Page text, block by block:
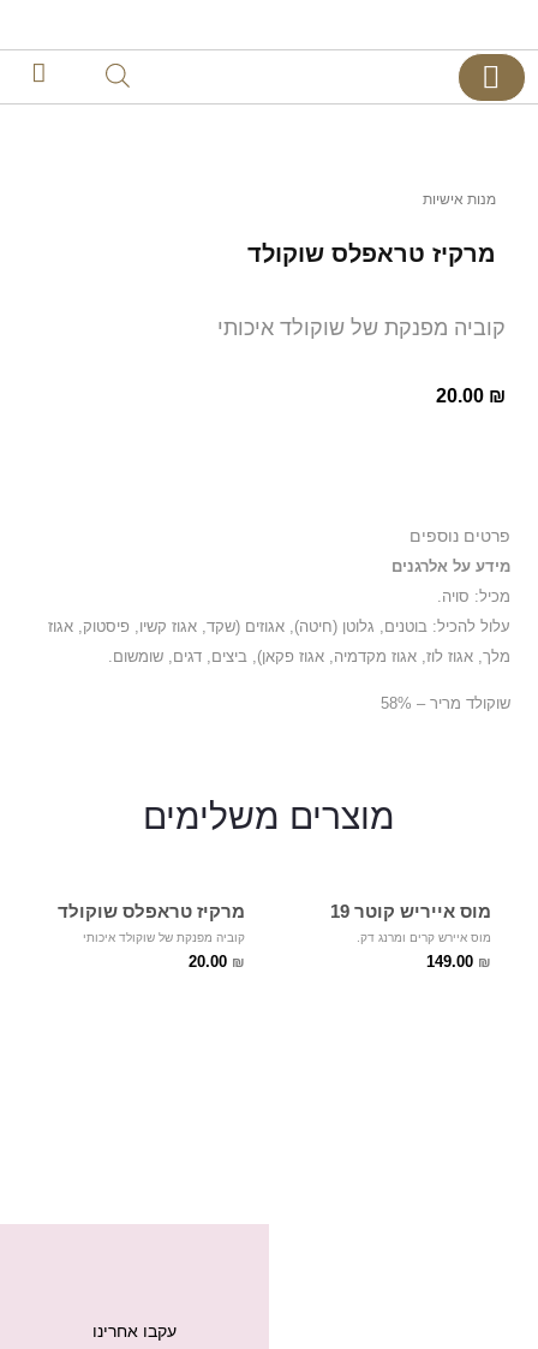
מנות אישיות
מרקיז טראפלס שוקולד
קוביה מפנקת של שוקולד איכותי
20.00 ₪
פרטים נוספים
מידע על אלרגנים
מכיל: סויה.
עלול להכיל: בוטנים, גלוטן (חיטה), אגוזים (שקד, אגוז קשיו, פיסטוק, אגוז
מלך, אגוז לוז, אגוז מקדמיה, אגוז פקאן), ביצים, דגים, שומשום.
שוקולד מריר – 58%
מוצרים משלימים
מוס אייריש קוטר 19
149.00 ₪
מוס איירש קרים ומרנג דק.
מרקיז טראפלס שוקולד
20.00 ₪
קוביה מפנקת של שוקולד איכותי
עקבו אחרינו